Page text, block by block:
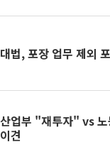
대법, 포장 업무 제외
산업부 "재투자" vs
이견